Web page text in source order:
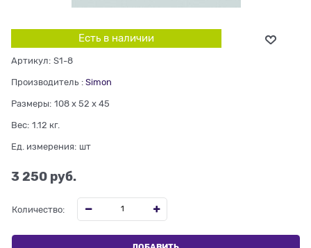
Есть в наличии
Артикул: S1-8
Производитель : Simon
Размеры: 108 x 52 x 45
Вес: 1.12 кг.
Ед. измерения: шт
3 250 руб.
Количество: